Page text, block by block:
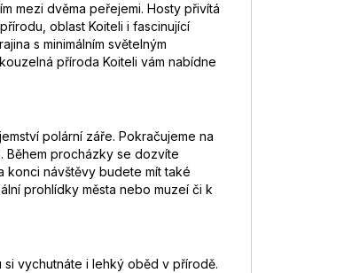
mezi dvěma peřejemi. Hosty přivítá
oblast Koiteli i fascinující
s minimálním světelným
příroda Koiteli vám nabídne
polární záře. Pokračujeme na
Během procházky se dozvíte
konci návštěvy budete mít také
prohlídky města nebo muzeí či k
si vychutnáte i lehký oběd v přírodě.